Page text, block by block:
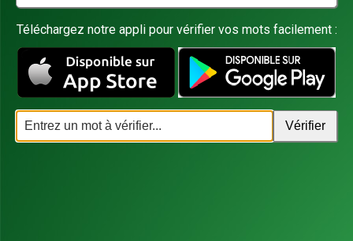
Téléchargez notre appli pour vérifier vos mots facilement :